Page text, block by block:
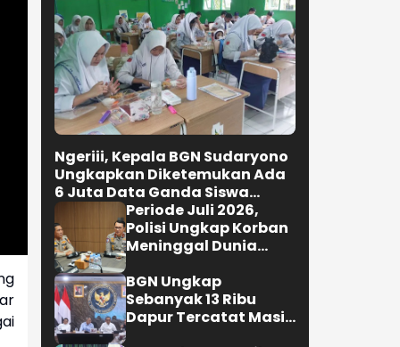
Ngeriii, Kepala BGN Sudaryono
Ungkapkan Diketemukan Ada
6 Juta Data Ganda Siswa
Penerima MBGPeriode Juli 2026,
Polisi Ungkap Korban
Meninggal Dunia
Semester 1 Turun
22,92 Persen
BGN Ungkap
Sebanyak 13 Ribu
Dapur Tercatat Masih